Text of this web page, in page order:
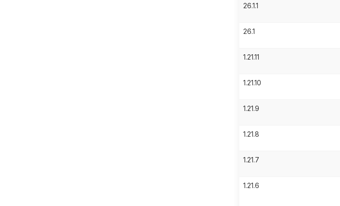
26.1.1
26.1
1.21.11
1.21.10
1.21.9
1.21.8
1.21.7
1.21.6